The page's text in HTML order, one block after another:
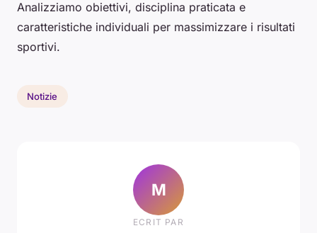
Analizziamo obiettivi, disciplina praticata e
caratteristiche individuali per massimizzare i risultati
sportivi.
Notizie
M
ECRIT PAR